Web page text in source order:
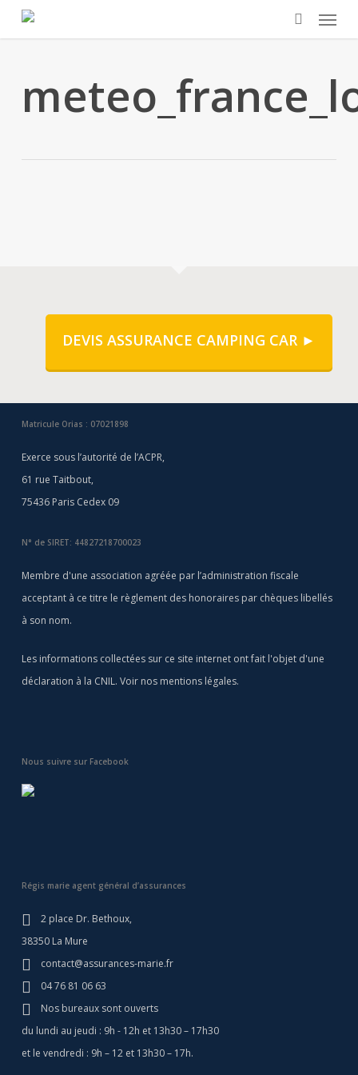
Skip
search
Menu
DEVIS ASSURANCE CAMPING CAR ►
Matricule Orias : 07021898
Exerce sous l’autorité de l’ACPR,
61 rue Taitbout,
75436 Paris Cedex 09
N° de SIRET: 44827218700023
Membre d'une association agréée par l’administration fiscale
acceptant à ce titre le règlement des honoraires par chèques libellés
à son nom.
Les informations collectées sur ce site internet ont fait l'objet d'une
déclaration à la CNIL. Voir nos mentions légales.
Nous suivre sur Facebook
Régis marie agent général d’assurances
2 place Dr. Bethoux,
38350 La Mure
contact@assurances-marie.fr
04 76 81 06 63
Nos bureaux sont ouverts
du lundi au jeudi : 9h - 12h et 13h30 – 17h30
et le vendredi : 9h – 12 et 13h30 – 17h.